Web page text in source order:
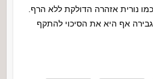
נורית אזהרה הדולקת ללא הרף.
אף היא את הסיכוי להתקף